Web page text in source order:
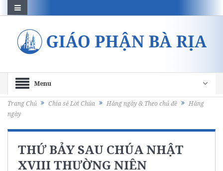
Menu
Trang Chủ Chia sẻ Lời Chúa Hằng ngày & Theo chủ đề
Hằng
ngày
THỨ BẢY SAU CHÚA NHẬT
XVIII THƯỜNG NIÊN